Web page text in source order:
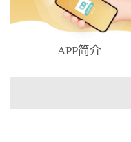
APP简介